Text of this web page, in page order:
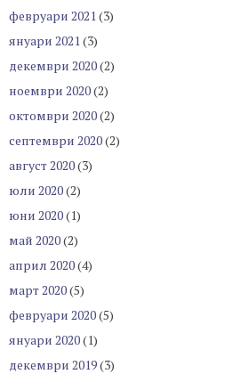
февруари 2021 (3)
януари 2021 (3)
декември 2020(2)
ноември 2020(2)
октомври 2020(2)
септември 2020(2)
август 2020(3)
юли 2020(2)
юни 2020(1)
май 2020(2)
април 2020(4)
март 2020(5)
февруари 2020(5)
януари 2020(1)
декември 2019(3)